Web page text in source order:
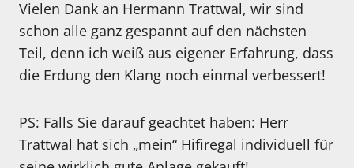
Vielen Dank an Hermann Trattwal, wir sind
schon alle ganz gespannt auf den nächsten
Teil, denn ich weiß aus eigener Erfahrung, dass
die Erdung den Klang noch einmal verbessert!
PS: Falls Sie darauf geachtet haben: Herr
Trattwal hat sich „mein“ Hifiregal individuell für